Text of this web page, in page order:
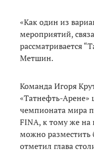
«Как один из
мероприятий,
рассматривается
Метшин.
Команда Игоря
«Татнефть-
чемпионата мира
FINA, к тому же на
можно разместить
отметил глава